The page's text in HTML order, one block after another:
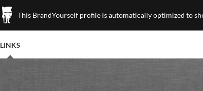
This BrandYourself profile is automatically optimized to
LINKS